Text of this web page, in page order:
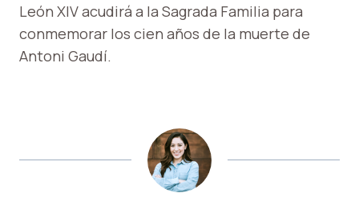
León XIV acudirá a la Sagrada Familia para
conmemorar los cien años de la muerte de
Antoni Gaudí.